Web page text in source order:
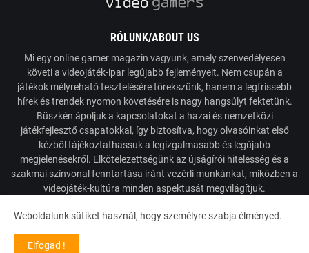
RÓLUNK/ABOUT US
Mi egy online gamer magazin vagyunk, amely szenvedélyesen
követi a videojáték-ipar legújabb fejleményeit. Nem csupán a
játékok mélyreható tesztelésére törekszünk, hanem a legfrissebb
hírek és trendek nyomon követésére is nagy hangsúlyt fektetünk.
Büszkén ápoljuk a kapcsolatokat a hazai és nemzetközi
játékfejlesztő csapatokkal, így biztosítva, hogy olvasóinkat első
kézből tájékoztathassuk a legizgalmasabb és legújabb
megjelenésekről. Elkötelezettségünk az újságírói hitelesség és a
szakmai színvonal fenntartása iránt vezérli munkánkat, miközben a
videojáték-kultúra minden aspektusát megvilágítjuk.
Weboldalunk sütiket használ, hogy személyre szabja élményed.
Elfogad !